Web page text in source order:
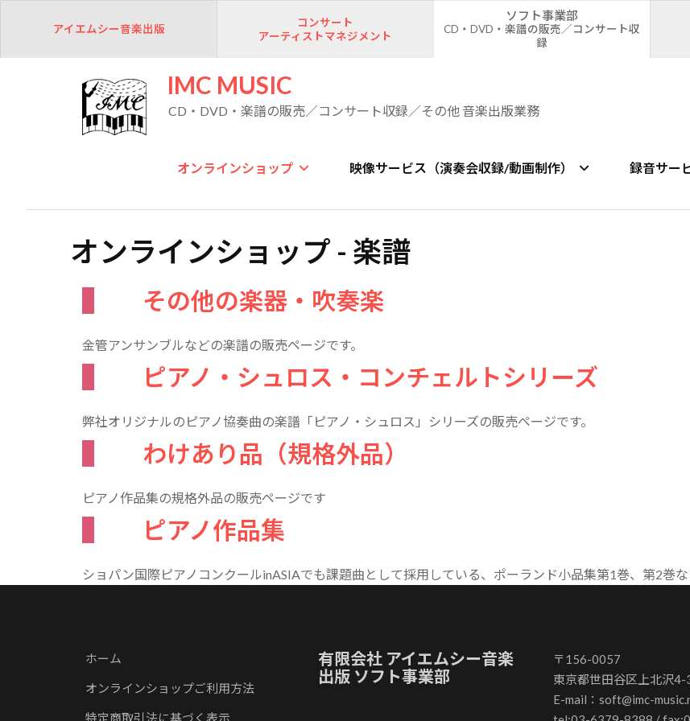
アイエムシー音楽出版
コンサート
アーティストマネジメント
ソフト事業部
CD・DVD・楽譜の販売／コンサート収
録
IMC MUSIC
CD・DVD・楽譜の販売／コンサート収録／その他 音楽出版業務
オンラインショップ 映像サービス（演奏会収録/動画制作） 録音サー
オンラインショップ - 楽譜
その他の楽器・吹奏楽
金管アンサンブルなどの楽譜の販売ページです。
ピアノ・シュロス・コンチェルトシリーズ
弊社オリジナルのピアノ協奏曲の楽譜「ピアノ・シュロス」シリーズの販売ページです。
わけあり品（規格外品）
ピアノ作品集の規格外品の販売ページです
ピアノ作品集
ショパン国際ピアノコンクールinASIAでも課題曲として採用している、ポーランド小品集第1巻、第2巻な
ホーム
オンラインショップご利用方法
特定商取引法に基づく表示
有限会社 アイエムシー音楽
出版 ソフト事業部
〒156-0057
東京都世田谷区上北沢
E-mail：soft@imc-